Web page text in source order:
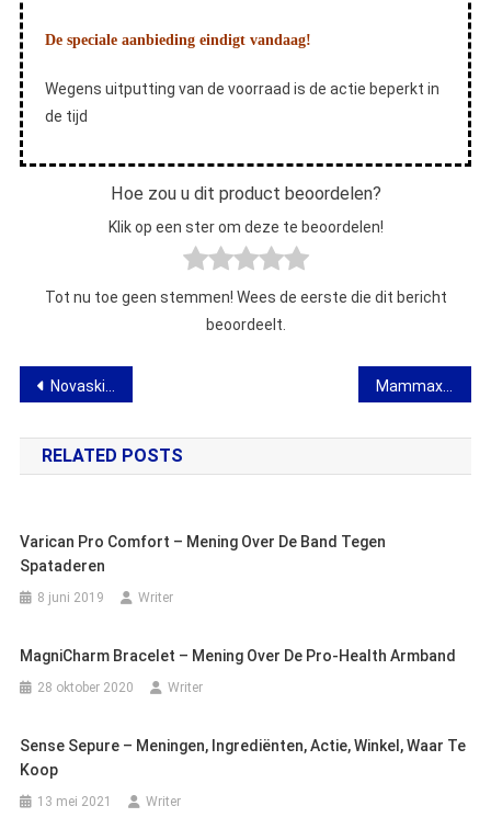
De speciale aanbieding eindigt vandaag!
Wegens uitputting van de voorraad is de actie beperkt in
de tijd
Hoe zou u dit product beoordelen?
Klik op een ster om deze te beoordelen!
Tot nu toe geen stemmen! Wees de eerste die dit bericht
beoordeelt.
Bericht
navigatie
Novaskin – mening over een innovatief verjongend serum
RELATED POSTS
Varican Pro Comfort – Mening Over De Band Tegen
Spataderen
8 juni 2019 Writer
MagniCharm Bracelet – Mening Over De Pro-Health Armband
28 oktober 2020 Writer
Sense Sepure – Meningen, Ingrediënten, Actie, Winkel, Waar Te
Koop
13 mei 2021 Writer